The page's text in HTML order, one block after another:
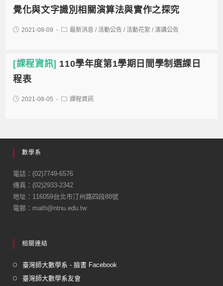
覺化與文字識別相關演算法與實作之探究
2021-08-09 最新消息 / 活動公告 / 活動花絮 / 演講公告
[課程資訊] 110學年度第1學期日間學制選課日
程表
2021-08-05 課程資訊
數學系
電話：(02)7749-6576
傳真：(02)2933-2342
地址：116059台北市汀州路四段88號
電郵：math@ntnu.edu.tw
相關連結
臺灣師大數學系 - 臉書 Facebook
臺灣師大數學系友會